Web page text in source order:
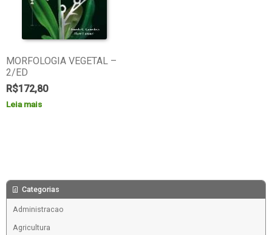
MORFOLOGIA VEGETAL –
2/ED
R$172,80
Leia mais
Categorias
Administracao
Agricultura